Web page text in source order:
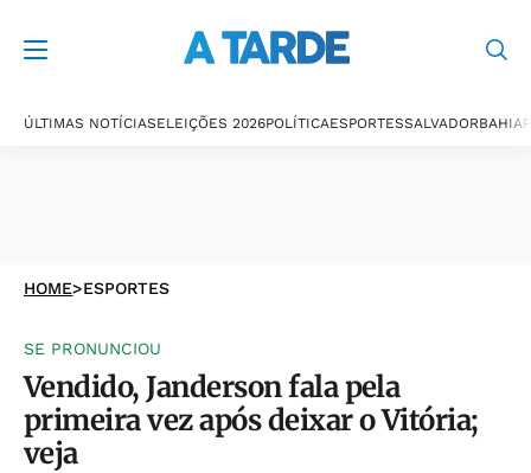
ÚLTIMAS NOTÍCIASELEIÇÕES 2026POLÍTICAESPORTESSALVADORBAHIA
HOME>ESPORTES
SE PRONUNCIOU
Vendido, Janderson fala pela
primeira vez após deixar o Vitória;
veja